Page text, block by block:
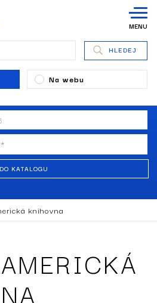
DO KATALOGU
MENU
Na webu
HLEDEJ
knihovna